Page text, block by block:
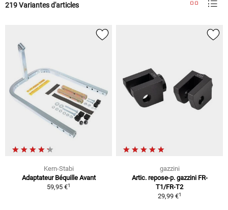
219 Variantes d'articles
Kern-Stabi
Adaptateur Béquille Avant
59,95 €1
gazzini
Artic. repose-p. gazzini FR-
T1/FR-T2
29,99 €1